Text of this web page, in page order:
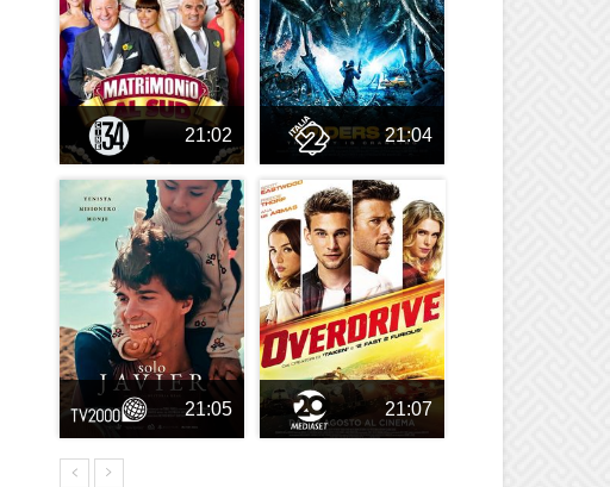
21:02 21:04
21:05 21:07